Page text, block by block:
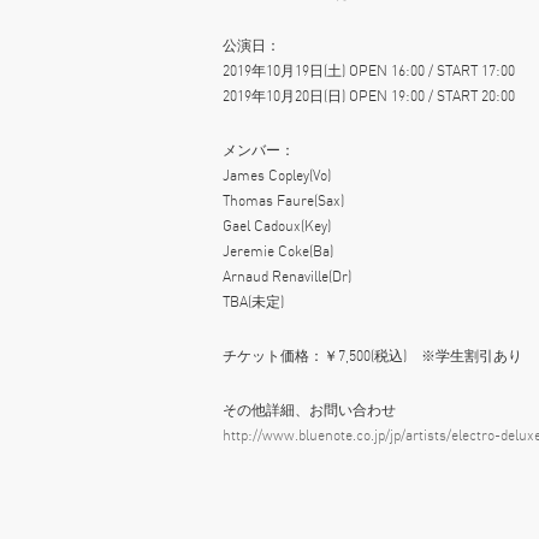
公演日：
2019年10月19日(土) OPEN 16:00 / START 17:00
2019年10月20日(日) OPEN 19:00 / START 20:00
メンバー：
James Copley(Vo)
Thomas Faure(Sax)
Gael Cadoux(Key)
Jeremie Coke(Ba)
Arnaud Renaville(Dr)
TBA(未定)
チケット価格：￥7,500(税込) ※学生割引あり
その他詳細、お問い合わせ
http://www.bluenote.co.jp/jp/artists/electro-